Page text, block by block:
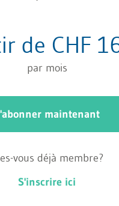
obligatoire
de préretraite. Ce
d’impact en Suisse,
de CHF
par mois
maintenant
vous déjà membre?
S'inscrire ici